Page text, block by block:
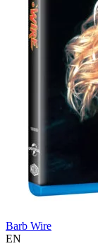
Barb Wire
EN